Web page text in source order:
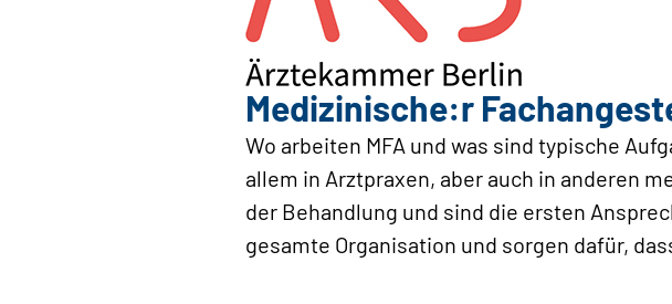
Medizinische:r
Wo arbeiten MFA und was sind typische
allem in Arztpraxen, aber auch in anderen
der Behandlung und sind die ersten
gesamte Organisation und sorgen dafür,